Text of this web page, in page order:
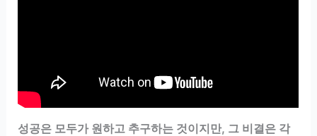
성공은 모두가 원하고 추구하는 것이지만, 그 비결은 각